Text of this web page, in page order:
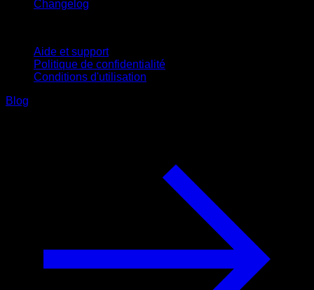
Changelog
Aide et support
Politique de confidentialité
Conditions d'utilisation
Blog